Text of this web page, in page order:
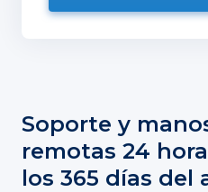
Soporte y
remotas 24
los 365 días del